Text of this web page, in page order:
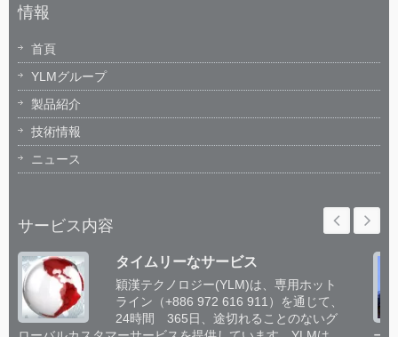
情報
首頁
YLMグループ
製品紹介
技術情報
ニュース
サービス内容
タイムリーなサービス
穎漢テクノロジー(YLM)は、専用ホット
ライン（+886 972 616 911）を通じて、
24時間 365日、途切れることのないグ